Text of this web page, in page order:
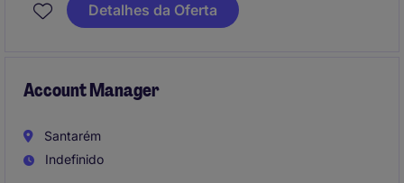
Detalhes da Oferta
Account Manager
Santarém
Indefinido